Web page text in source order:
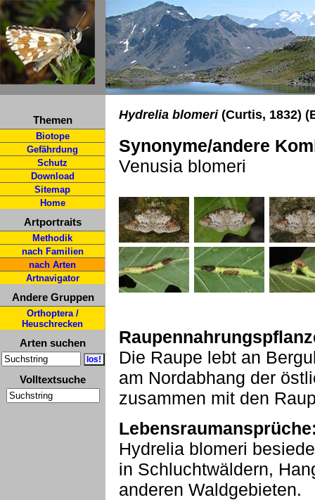
Themen
Biotope
Gefährdung
Schutz
Download
Sitemap
Home
Artportraits
Methodik
nach Familien
nach Arten
Artnavigator
Andere Gruppen
Orthoptera /
Heuschrecken
Arten suchen
Volltextsuche
Hydrelia blomeri(Curtis, 1832)
Synonyme/andere
Venusia blomeri
Die Raupe lebt an
am Nordabhang der
zusammen mit den
Hydrelia blomeri
in Schluchtwäldern,
anderen Waldgebieten.